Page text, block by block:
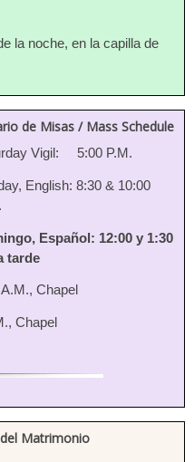
la noche, en la capilla de
de Misas / Mass Schedule
Vigil: 5:00 P.M.
English: 8:30 & 10:00
Español: 12:00 y 1:30
tarde
Chapel
Chapel
Matrimonio